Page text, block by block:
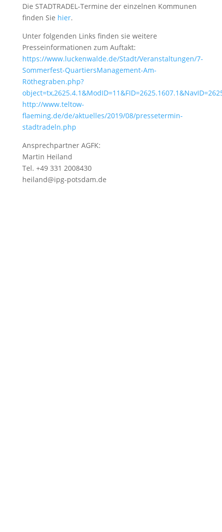
Die STADTRADEL-Termine der einzelnen Kommunen
finden Sie hier.
Unter folgenden Links finden sie weitere
Presseinformationen zum Auftakt:
https://www.luckenwalde.de/Stadt/Veranstaltungen/7-
Sommerfest-QuartiersManagement-Am-
Röthegraben.php?
http://www.teltow-
flaeming.de/de/aktuelles/2019/08/pressetermin-
stadtradeln.php
Ansprechpartner AGFK:
Martin Heiland
Tel. +49 331 2008430
heiland@ipg-potsdam.de